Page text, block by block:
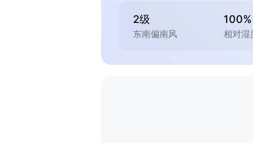
2级
东南偏南风
100%
相对湿